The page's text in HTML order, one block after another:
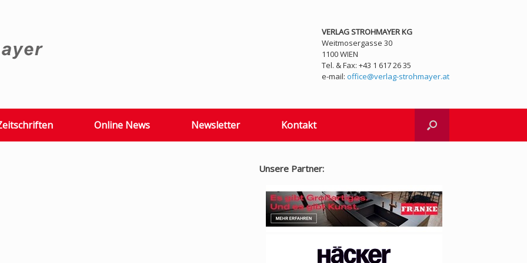
VERLAG STROHMAYER KG
Weitmosergasse 30
1100 WIEN
Tel. & Fax: +43 1 617 26 35
e-mail: office@verlag-strohmayer.at
Online News Newsletter Kontakt
Unsere Partner: